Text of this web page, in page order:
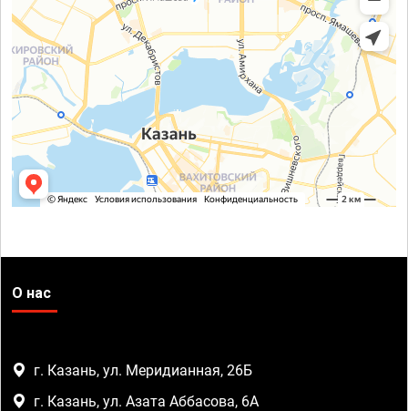
О нас
г. Казань, ул. Меридианная, 26Б
г. Казань, ул. Азата Аббасова, 6А